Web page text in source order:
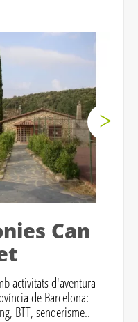
Can
activitats d'aventura
de Barcelona:
BTT, senderisme..